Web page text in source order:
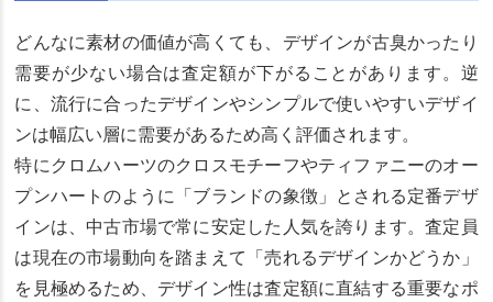
どんなに素材の価値が高くても、デザインが古臭かったり
需要が少ない場合は査定額が下がることがあります。逆
に、流行に合ったデザインやシンプルで使いやすいデザイ
ンは幅広い層に需要があるため高く評価されます。
特にクロムハーツのクロスモチーフやティファニーのオー
プンハートのように「ブランドの象徴」とされる定番デザ
インは、中古市場で常に安定した人気を誇ります。査定員
は現在の市場動向を踏まえて「売れるデザインかどうか」
を見極めるため、デザイン性は査定額に直結する重要なポ